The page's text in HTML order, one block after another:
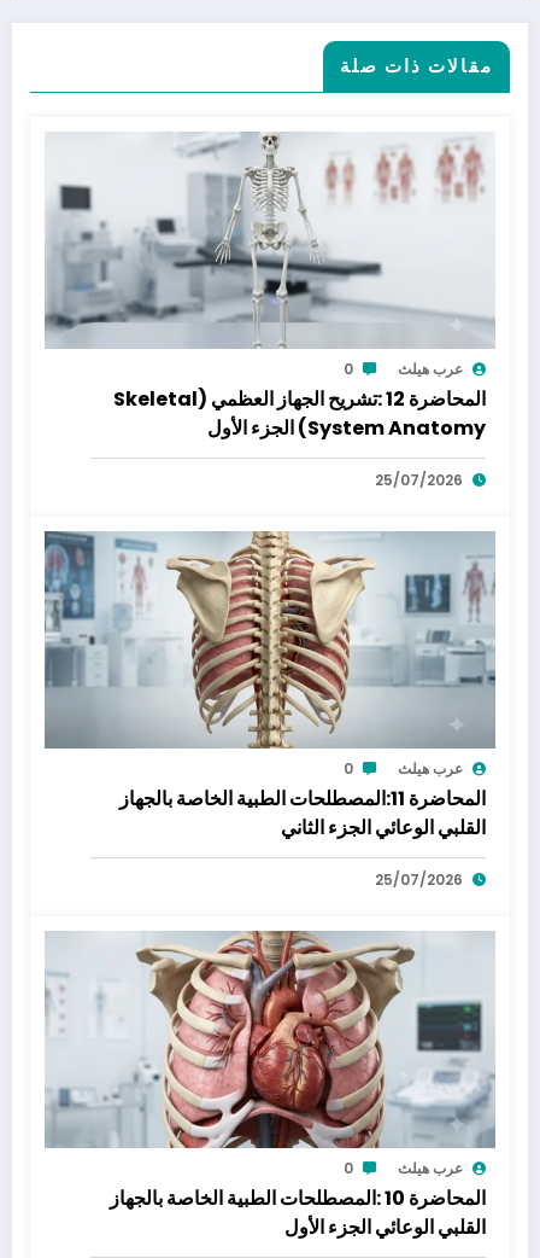
مقالات ذات صلة
عرب هيلث 0
المحاضرة 12 :تشريح الجهاز العظمي (Skeletal
System Anatomy) الجزء الأول
25/07/2026
عرب هيلث 0
المحاضرة 11:المصطلحات الطبية الخاصة بالجهاز
القلبي الوعائي الجزء الثاني
25/07/2026
عرب هيلث 0
المحاضرة 10 :المصطلحات الطبية الخاصة بالجهاز
القلبي الوعائي الجزء الأول